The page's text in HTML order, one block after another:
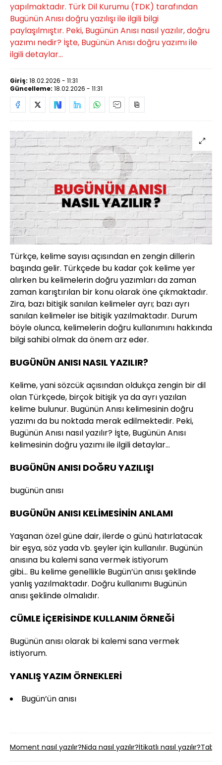
yapılmaktadır. Türk Dil Kurumu (TDK) tarafından
Bugünün Anısı doğru yazılışı ile ilgili bilgi
paylaşılmıştır. Peki, Bugünün Anısı nasıl yazılır, doğru
yazımı nedir? İşte, Bugünün Anısı doğru yazımı ile
ilgili detaylar...
Giriş: 18.02.2026 - 11:31
Güncelleme: 18.02.2026 - 11:31
Türkçe, kelime sayısı açısından en zengin dillerin
başında gelir. Türkçede bu kadar çok kelime yer
alırken bu kelimelerin doğru yazımları da zaman
zaman karıştırılan bir konu olarak öne çıkmaktadır.
Zira, bazı bitişik sanılan kelimeler ayrı; bazı ayrı
sanılan kelimeler ise bitişik yazılmaktadır. Durum
böyle olunca, kelimelerin doğru kullanımını hakkında
bilgi sahibi olmak da önem arz eder.
BUGÜNÜN ANISI NASIL YAZILIR?
Kelime, yani sözcük açısından oldukça zengin bir dil
olan Türkçede, birçok bitişik ya da ayrı yazılan
kelime bulunur. Bugünün Anısı kelimesinin doğru
yazımı da bu noktada merak edilmektedir. Peki,
Bugünün Anısı nasıl yazılır? İşte, Bugünün Anısı
kelimesinin doğru yazımı ile ilgili detaylar…
BUGÜNÜN ANISI DOĞRU YAZILIŞI
bugünün anısı
BUGÜNÜN ANISI KELİMESİNİN ANLAMI
Yaşanan özel güne dair, ilerde o günü hatırlatacak
bir eşya, söz yada vb. şeyler için kullanılır. Bugünün
anısına bu kalemi sana vermek istiyorum
gibi… Bu kelime genellikle Bugün’ün anısı şeklinde
yanlış yazılmaktadır. Doğru kullanımı Bugünün
anısı şeklinde olmalıdır.
CÜMLE İÇERİSİNDE KULLANIM ÖRNEĞİ
Bugünün anısı olarak bi kalemi sana vermek
istiyorum.
YANLIŞ YAZIM ÖRNEKLERİ
Bugün’ün anısı
Moment nasıl yazılır?Nida nasıl yazılır?İtikatlı nasıl yazılır?Tabii